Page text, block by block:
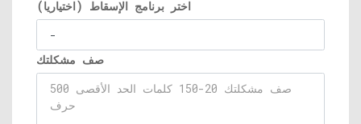
اختر برنامج الإسقاط (اختياريا)
صف مشكلتك